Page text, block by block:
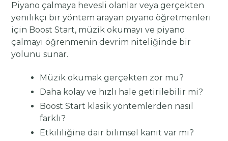
Piyano çalmaya hevesli olanlar veya gerçekten
yenilikçi bir yöntem arayan piyano öğretmenleri
için Boost Start, müzik okumayı ve piyano
çalmayı öğrenmenin devrim niteliğinde bir
yolunu sunar.
Müzik okumak gerçekten zor mu?
Daha kolay ve hızlı hale getirilebilir mi?
Boost Start klasik yöntemlerden nasıl
farklı?
Etkililiğine dair bilimsel kanıt var mı?